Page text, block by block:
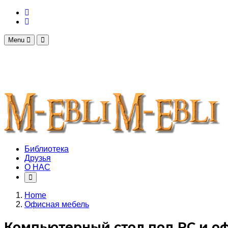
Menu
Библиотека
Друзья
О НАС
Home
Офисная мебель